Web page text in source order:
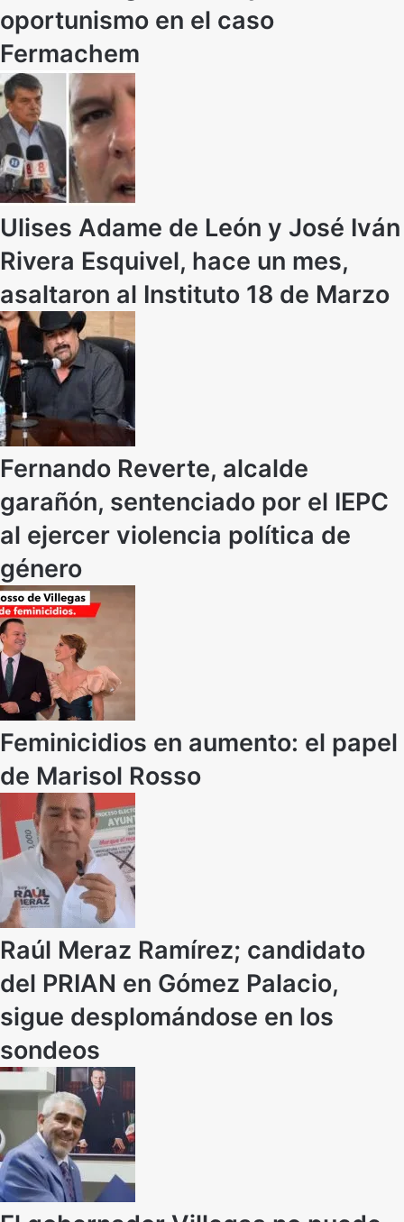
oportunismo en el caso
Fermachem
Ulises Adame de León y José Iván
Rivera Esquivel, hace un mes,
asaltaron al Instituto 18 de Marzo
Fernando Reverte, alcalde
garañón, sentenciado por el IEPC
al ejercer violencia política de
género
Feminicidios en aumento: el papel
de Marisol Rosso
Raúl Meraz Ramírez; candidato
del PRIAN en Gómez Palacio,
sigue desplomándose en los
sondeos